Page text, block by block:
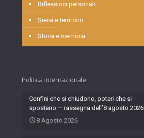
Riflessioni personali
Siena e territorio
Storia e memoria
Politica internazionale
Confini che si chiudono, poteri che si
spostano — rassegna dell’8 agosto 2026
8 Agosto 2026